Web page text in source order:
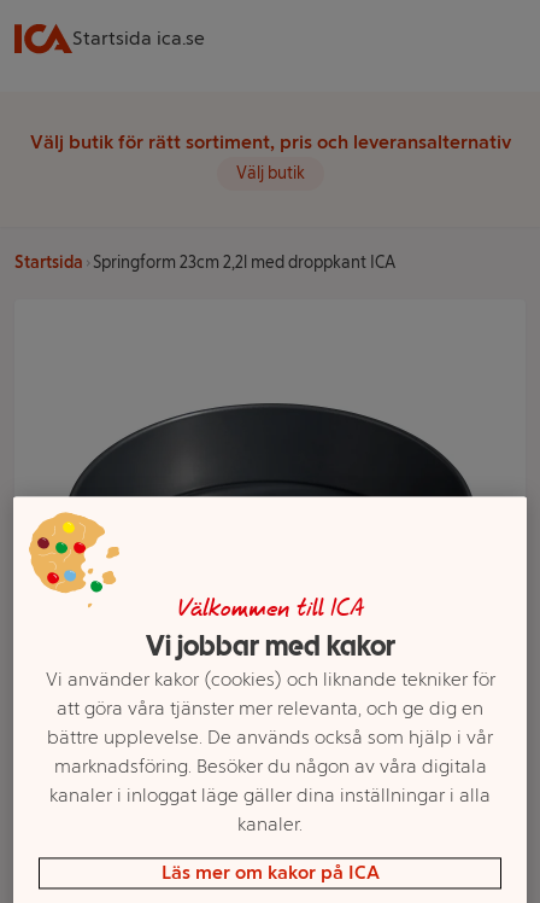
Startsida ica.se
Välj butik för rätt sortiment, pris och leveransalternativ
Välj butik
Startsida Springform 23cm 2,2l med droppkant ICA
Välj butik och handla
Sortimentet kan variera mellan butikerna
Välkommen till ICA
Vi jobbar med kakor
Vi använder kakor (cookies) och liknande tekniker för
att göra våra tjänster mer relevanta, och ge dig en
bättre upplevelse. De används också som hjälp i vår
marknadsföring. Besöker du någon av våra digitala
kanaler i inloggat läge gäller dina inställningar i alla
kanaler.
Läs mer om kakor på ICA